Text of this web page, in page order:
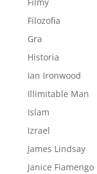
Filozofia
Gra
Historia
Ian Ironwood
Illimitable Man
Islam
Izrael
James Lindsay
Janice Fiamengo